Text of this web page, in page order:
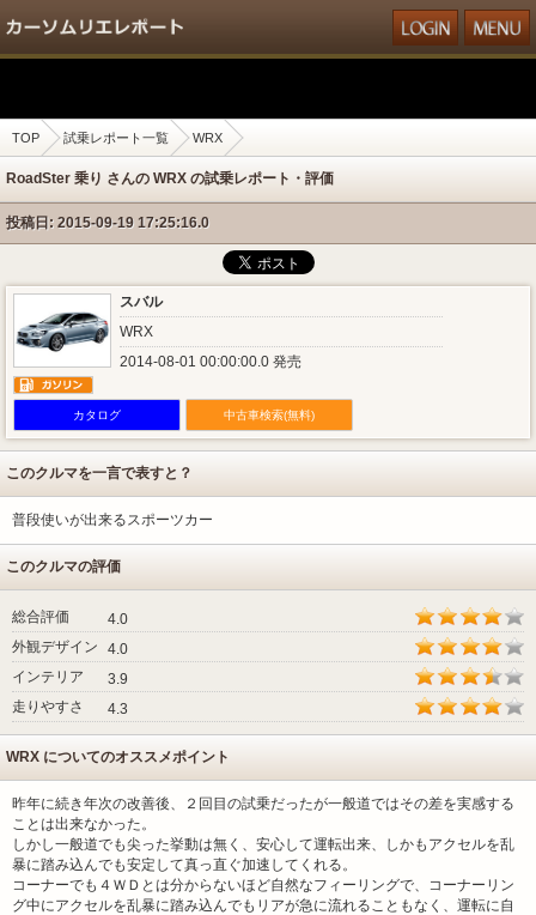
TOP 試乗レポート一覧 WRX
RoadSter 乗り さんの WRX の試乗レポート・評価
投稿日: 2015-09-19 17:25:16.0
スバル
WRX
2014-08-01 00:00:00.0 発売
カタログ 中古車検索(無料)
このクルマを一言で表すと？
普段使いが出来るスポーツカー
このクルマの評価
総合評価
4.0
外観デザイン
4.0
インテリア
3.9
走りやすさ
4.3
WRX についてのオススメポイント
昨年に続き年次の改善後、２回目の試乗だったが一般道ではその差を実感する
ことは出来なかった。
しかし一般道でも尖った挙動は無く、安心して運転出来、しかもアクセルを乱
暴に踏み込んでも安定して真っ直ぐ加速してくれる。
コーナーでも４ＷＤとは分からないほど自然なフィーリングで、コーナーリン
グ中にアクセルを乱暴に踏み込んでもリアが急に流れることもなく、運転に自